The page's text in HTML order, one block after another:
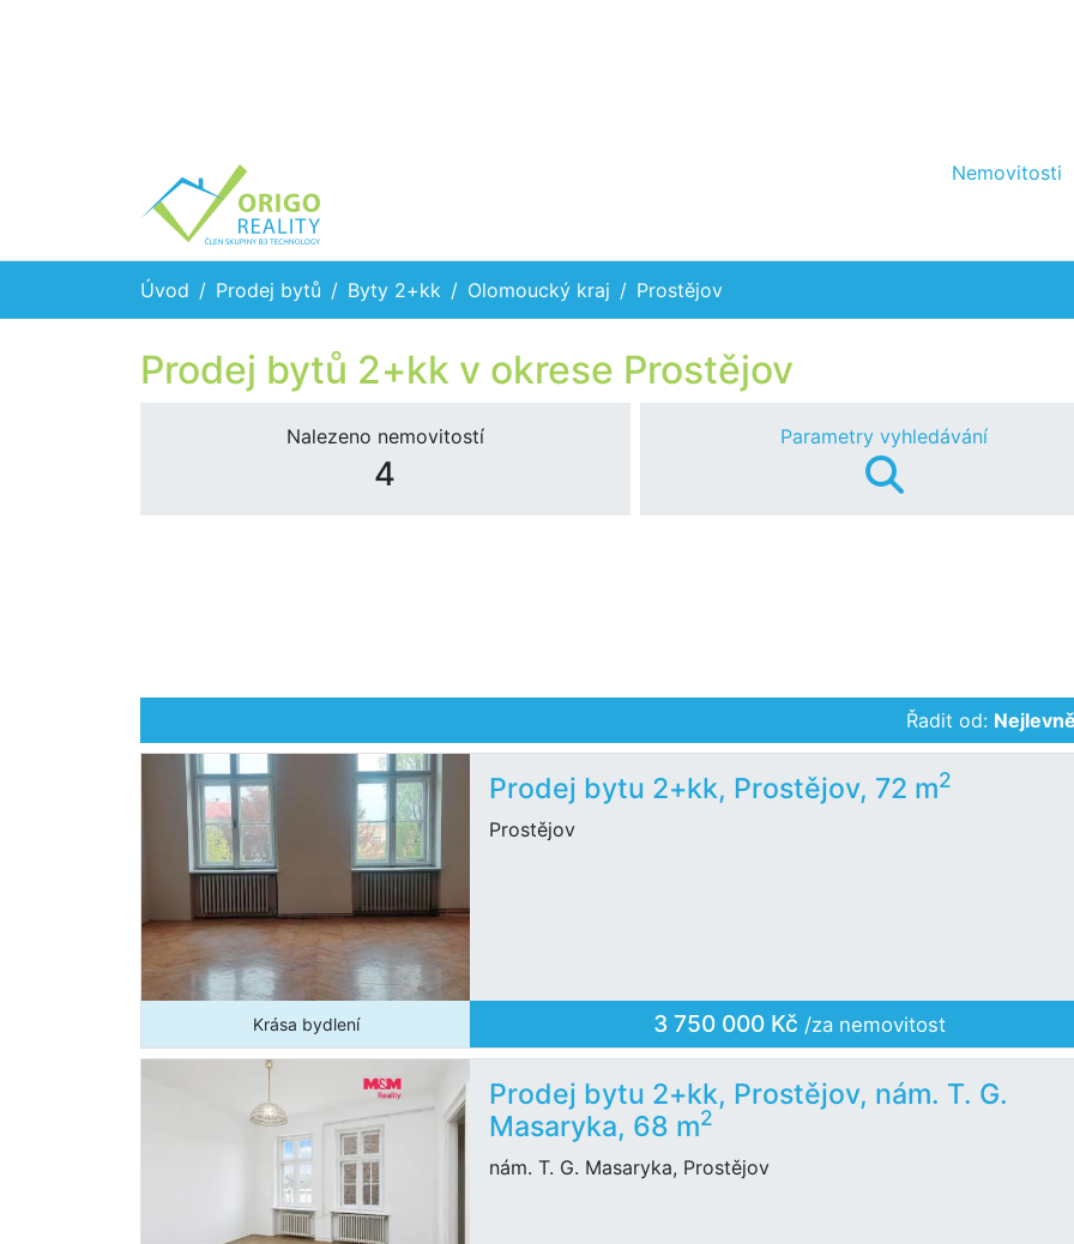
Nemovitosti
Úvod Prodej bytů Byty 2+kk Olomoucký kraj Prostějov
Prodej bytů 2+kk v okrese Prostějov
Nalezeno nemovitostí
4
Parametry vyhledávání
Řadit od:
Prodej bytu 2+kk, Prostějov, 72 m2
Prostějov
Krása bydlení 3 750 000 Kč /za nemovitost
Prodej bytu 2+kk, Prostějov, nám. T. G.
Masaryka, 68 m2
nám. T. G. Masaryka, Prostějov